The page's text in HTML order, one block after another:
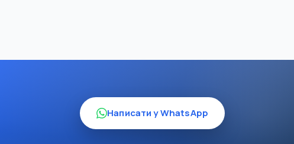
Написати у WhatsApp